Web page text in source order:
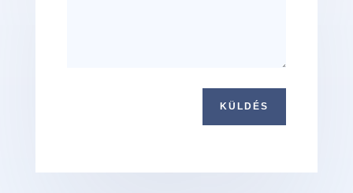
KÜLDÉS